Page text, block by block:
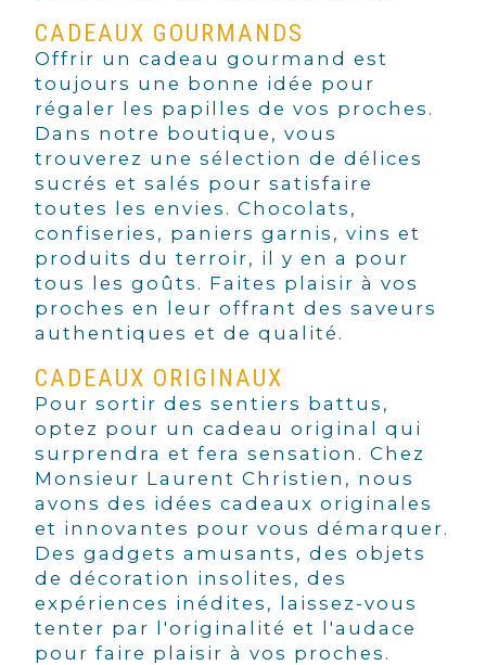
CADEAUX GOURMANDS
Offrir un cadeau gourmand est
toujours une bonne idée pour
régaler les papilles de vos proches.
Dans notre boutique, vous
trouverez une sélection de délices
sucrés et salés pour satisfaire
toutes les envies. Chocolats,
confiseries, paniers garnis, vins et
produits du terroir, il y en a pour
tous les goûts. Faites plaisir à vos
proches en leur offrant des saveurs
authentiques et de qualité.
CADEAUX ORIGINAUX
Pour sortir des sentiers battus,
optez pour un cadeau original qui
surprendra et fera sensation. Chez
Monsieur Laurent Christien, nous
avons des idées cadeaux originales
et innovantes pour vous démarquer.
Des gadgets amusants, des objets
de décoration insolites, des
expériences inédites, laissez-vous
tenter par l'originalité et l'audace
pour faire plaisir à vos proches.